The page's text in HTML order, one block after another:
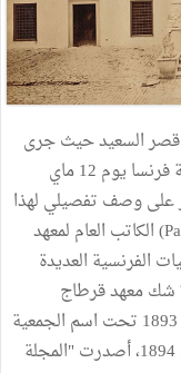
قصر السعيد حيث جرى
توقيع معاهدة تم فيها وضع تونس تحت حماية فرنسا يوم 12 ماي
على وصف تفصيلي لهذا
القصر في المؤلَف المعتبر جدا للسيد بافي (Pavy) الكاتب العام لمعهد
الفرنسية العديدة
شك معهد قرطاج
المرتبة الأولى. فقد تأسست هذه الجمعية سنة 1893 تحت اسم الجمعية
التونسية للآداب والعلوم والفنون. ومنذ جانفي 1894، أصدرت "المجلة